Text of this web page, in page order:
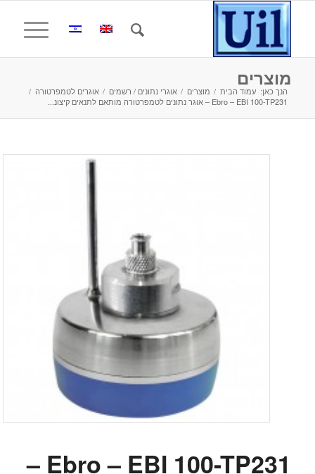
מוצרים
הנך כאן: עמוד הבית / מוצרים / אוגרי נתונים / רשמים / אוגרים לטמפרטורה /
Ebro – EBI 100-TP231 – אוגר נתונים לטמפרטורה מותאם לתנאים קיצונ...
Ebro – EBI 100-TP231 –